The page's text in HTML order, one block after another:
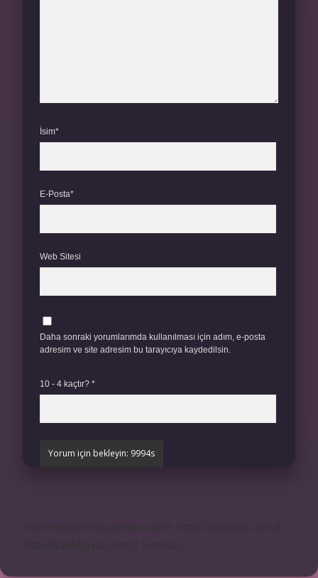
İsim*
E-Posta*
Web Sitesi
Daha sonraki yorumlarımda kullanılması için adım, e-posta
adresim ve site adresim bu tarayıcıya kaydedilsin.
10 - 4 kaçtır? *